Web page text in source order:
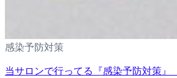
感染予防対策
当サロンで行ってる『感染予防対策』